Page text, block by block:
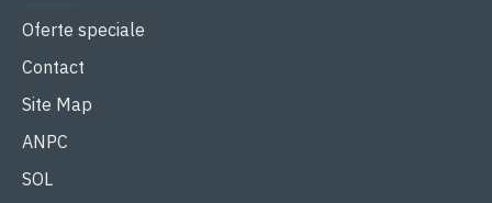
Oferte speciale
Contact
Site Map
ANPC
SOL